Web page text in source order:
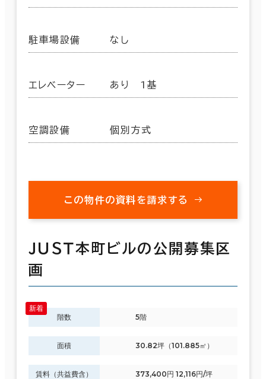
駐車場設備 なし
エレベーター あり 1基
空調設備 個別方式
この物件の資料を請求する
ＪＵＳＴ本町ビルの公開募集区
画
階数 5階
面積 30.82坪（101.885㎡）
賃料（共益費含） 373,400円 12,116円/坪